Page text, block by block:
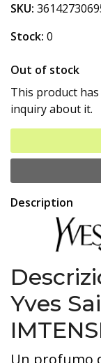
SKU:
Stock: 0
Out of stock
This product
inquiry about it.
Description
Yves
Un profumo